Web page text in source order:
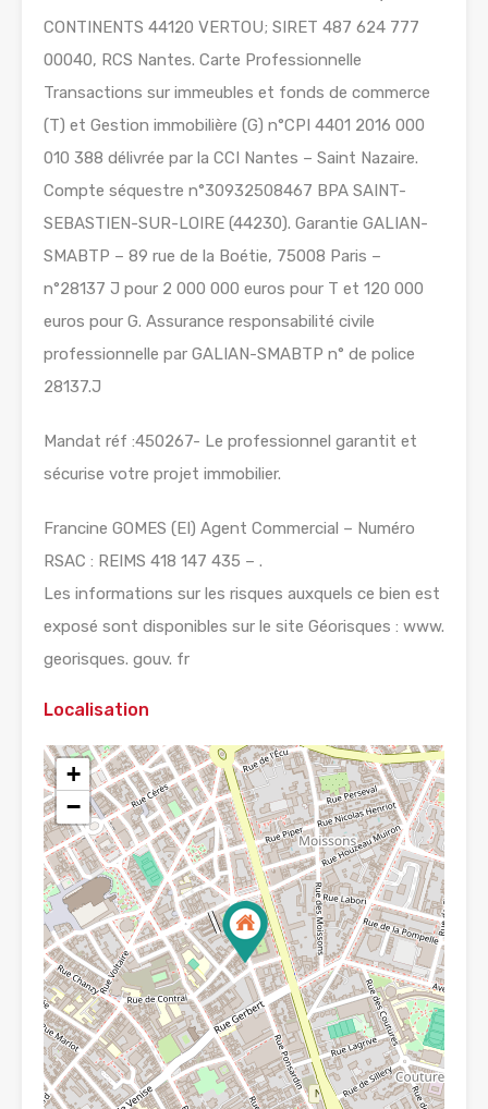
CONTINENTS 44120 VERTOU; SIRET 487 624 777
00040, RCS Nantes. Carte Professionnelle
Transactions sur immeubles et fonds de commerce
(T) et Gestion immobilière (G) n°CPI 4401 2016 000
010 388 délivrée par la CCI Nantes – Saint Nazaire.
Compte séquestre n°30932508467 BPA SAINT-
SEBASTIEN-SUR-LOIRE (44230). Garantie GALIAN-
SMABTP – 89 rue de la Boétie, 75008 Paris –
n°28137 J pour 2 000 000 euros pour T et 120 000
euros pour G. Assurance responsabilité civile
professionnelle par GALIAN-SMABTP n° de police
28137.J
Mandat réf :450267- Le professionnel garantit et
sécurise votre projet immobilier.
Francine GOMES (EI) Agent Commercial – Numéro
RSAC : REIMS 418 147 435 – .
Les informations sur les risques auxquels ce bien est
exposé sont disponibles sur le site Géorisques : www.
georisques. gouv. fr
Localisation
+
−